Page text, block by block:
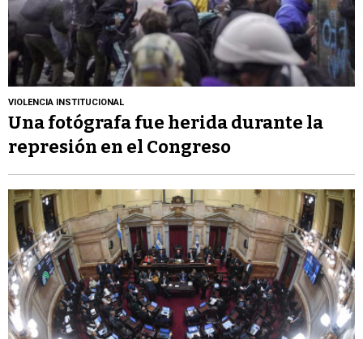
VIOLENCIA INSTITUCIONAL
Una fotógrafa fue herida durante la
represión en el Congreso